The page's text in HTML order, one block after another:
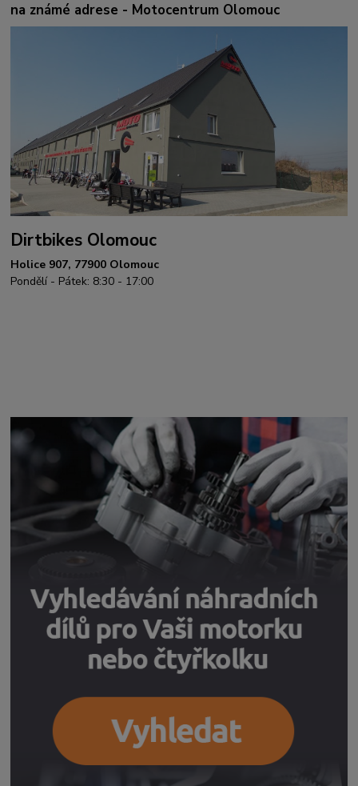
na známé adrese - Motocentrum Olomouc
Dirtbikes Olomouc
Holice 907, 77900 Olomouc
Pondělí - Pátek: 8:30 - 17:00